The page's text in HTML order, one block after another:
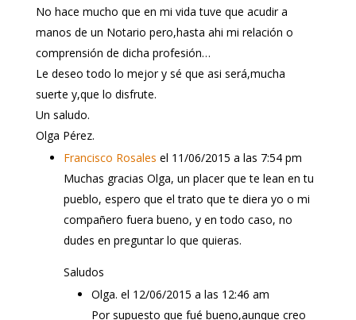
No hace mucho que en mi vida tuve que acudir a
manos de un Notario pero,hasta ahi mi relación o
comprensión de dicha profesión…
Le deseo todo lo mejor y sé que asi será,mucha
suerte y,que lo disfrute.
Un saludo.
Olga Pérez.
Francisco Rosales el 11/06/2015 a las 7:54 pm
Muchas gracias Olga, un placer que te lean en tu
pueblo, espero que el trato que te diera yo o mi
compañero fuera bueno, y en todo caso, no
dudes en preguntar lo que quieras.
Saludos
Olga. el 12/06/2015 a las 12:46 am
Por supuesto que fué bueno,aunque creo